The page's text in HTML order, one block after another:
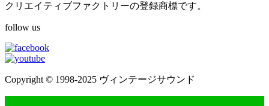
クリエイティブファクトリーの登録商標です。
follow us
Copyright © 1998-2025 ヴィンテージサウンド